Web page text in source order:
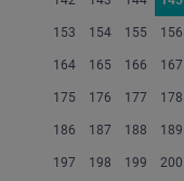
153 154 155 156
164 165 166 167
175 176 177 178
186 187 188 189
197 198 199 200